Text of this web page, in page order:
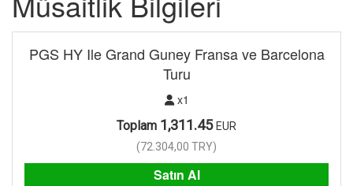
PGS HY Ile Grand Guney Fransa ve Barcelona
Turu
x1
Toplam 1,311.45 EUR
(72.304,00 TRY)
Satın Al